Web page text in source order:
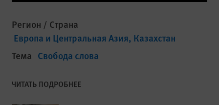
Регион / Страна
Европа и Центральная Азия Казахстан
Тема Свобода слова
ЧИТАТЬ ПОДРОБНЕЕ